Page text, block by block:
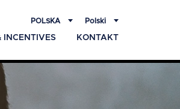
POLSKA Polski
INCENTIVES KONTAKT